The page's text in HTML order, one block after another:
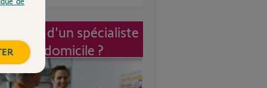
d'un spécialiste
à mon domicile ?